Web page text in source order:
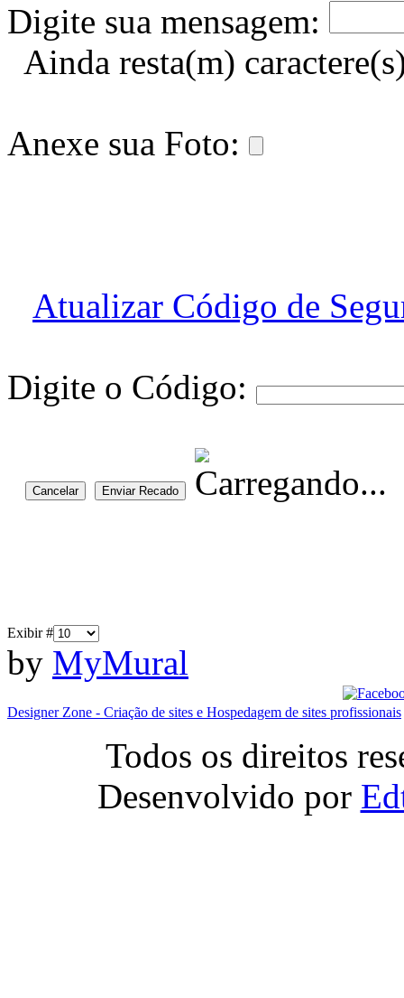
Digite sua mensagem:
Ainda resta(m)
Anexe sua Foto:
Atualizar Código de
Digite o Código:
Cancelar Enviar Recado
Exibir #
by MyMural
Designer Zone - Criação de sites e Hospedagem de sites profissionais
Todos os direitos
Desenvolvido por